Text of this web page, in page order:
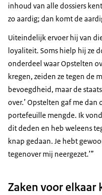
inhoud van alle dossiers
zo aardig; dan komt de
Uiteindelijk ervoer hij van
loyaliteit. Soms hielp hij ze
onderdeel waar Opstelten
kregen, zeiden ze tegen de
bevoegdheid, maar de
over.’ Opstelten gaf me
portefeuille mengde. Ik
dit deden en heb weleens
knap gedaan. Je hebt
tegenover mij neergezet.’”
Zaken voor elkaar